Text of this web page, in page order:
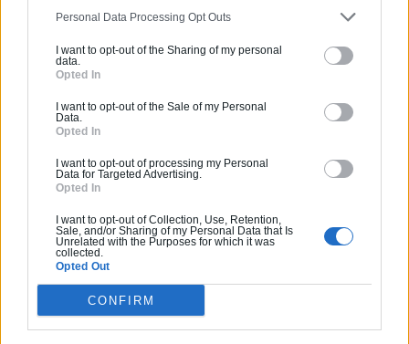
Personal Data Processing Opt Outs
I want to opt-out of the Sharing of my personal
data.
Opted In
I want to opt-out of the Sale of my Personal
Data.
Opted In
I want to opt-out of processing my Personal
Data for Targeted Advertising.
Opted In
I want to opt-out of Collection, Use, Retention,
Sale, and/or Sharing of my Personal Data that Is
Unrelated with the Purposes for which it was
collected.
Opted Out
CONFIRM
construire sa maison.
La rédaction.
Vous souhaitez une estimation